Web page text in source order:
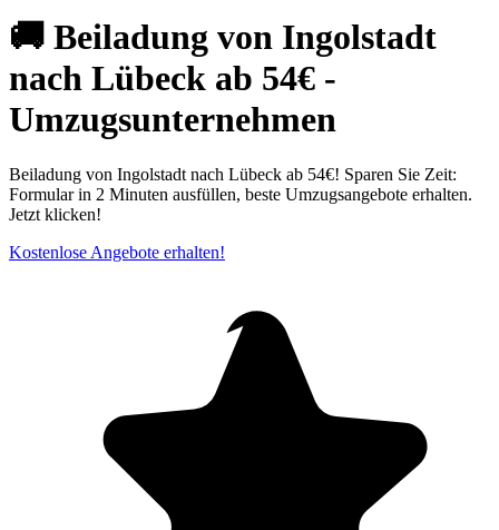
🚚 Beiladung von Ingolstadt
nach Lübeck ab 54€ -
Umzugsunternehmen
Beiladung von Ingolstadt nach Lübeck ab 54€! Sparen Sie Zeit:
Formular in 2 Minuten ausfüllen, beste Umzugsangebote erhalten.
Jetzt klicken!
Kostenlose Angebote erhalten!